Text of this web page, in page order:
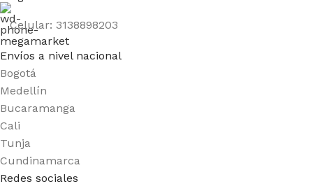
Celular: 3138898203
Envíos a nivel nacional
Bogotá
Medellín
Bucaramanga
Cali
Tunja
Cundinamarca
Redes sociales